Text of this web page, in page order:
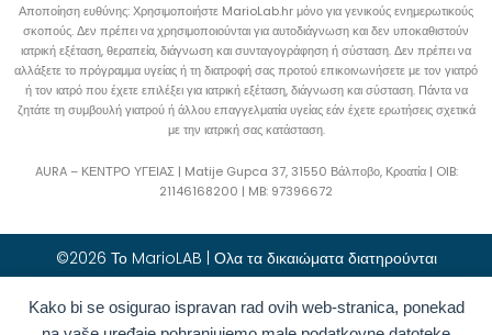
Kako bi se osigurao ispravan rad ovih web-stranica, ponekad
Αποποίηση ευθύνης: Χρησιμοποιήστε MarioLab.hr μόνο για γενικούς ενημερωτικούς
σκοπούς. Δεν πρέπει να χρησιμοποιούνται για αυτοδιάγνωση και δεν υποκαθιστούν
ιατρική εξέταση, θεραπεία, διάγνωση και συνταγογράφηση ή σύσταση. Δεν πρέπει να
αλλάξετε το πρόγραμμα υγείας ή τη διατροφή σας προτού επικοινωνήσετε με τον γιατρό
ή τον ιατρό που έχετε επιλέξει για ιατρική εξέταση, διάγνωση και σύσταση. Πάντα να
ζητάτε τη συμβουλή γιατρού ή άλλου επαγγελματία υγείας εάν έχετε ερωτήσεις σχετικά
με την ιατρική σας κατάσταση.
AURA – ΚΕΝΤΡΟ ΥΓΕΙΑΣ | Matije Gupca 37, 31550 Βάλποβο, Κροατία | OIB:
21146168200 | MB: 97396672
©2026 Το MarioLAB | Ολα τα δικαιώματα διατηρούνται
Hrvatski(Κροατικά ) English(Αγγλικά)